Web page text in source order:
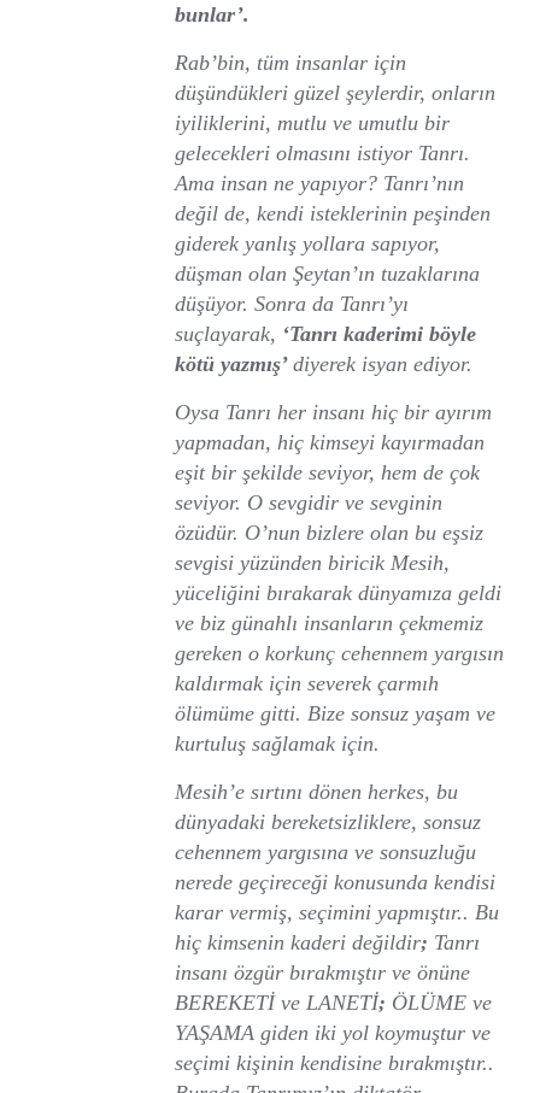
bunlar’.
Rab’bin, tüm insanlar için
düşündükleri güzel şeylerdir, onların
iyiliklerini, mutlu ve umutlu bir
gelecekleri olmasını istiyor Tanrı.
Ama insan ne yapıyor? Tanrı’nın
değil de, kendi isteklerinin peşinden
giderek yanlış yollara sapıyor,
düşman olan Şeytan’ın tuzaklarına
düşüyor. Sonra da Tanrı’yı
suçlayarak, ‘Tanrı kaderimi böyle
kötü yazmış’ diyerek isyan ediyor.
Oysa Tanrı her insanı hiç bir ayırım
yapmadan, hiç kimseyi kayırmadan
eşit bir şekilde seviyor, hem de çok
seviyor. O sevgidir ve sevginin
özüdür. O’nun bizlere olan bu eşsiz
sevgisi yüzünden biricik Mesih,
yüceliğini bırakarak dünyamıza geldi
ve biz günahlı insanların çekmemiz
gereken o korkunç cehennem yargısın
kaldırmak için severek çarmıh
ölümüme gitti. Bize sonsuz yaşam ve
kurtuluş sağlamak için.
Mesih’e sırtını dönen herkes, bu
dünyadaki bereketsizliklere, sonsuz
cehennem yargısına ve sonsuzluğu
nerede geçireceği konusunda kendisi
karar vermiş, seçimini yapmıştır.. Bu
hiç kimsenin kaderi değildir; Tanrı
insanı özgür bırakmıştır ve önüne
BEREKETİ ve LANETİ; ÖLÜME ve
YAŞAMA giden iki yol koymuştur ve
seçimi kişinin kendisine bırakmıştır..